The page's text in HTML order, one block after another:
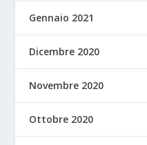
Gennaio 2021
Dicembre 2020
Novembre 2020
Ottobre 2020